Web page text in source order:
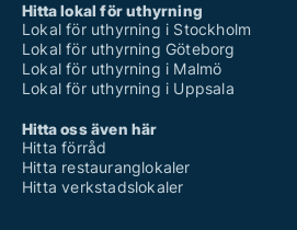
Hitta lokal för uthyrning
Lokal för uthyrning i Stockholm
Lokal för uthyrning Göteborg
Lokal för uthyrning i Malmö
Lokal för uthyrning i Uppsala
Hitta oss även här
Hitta förråd
Hitta restauranglokaler
Hitta verkstadslokaler